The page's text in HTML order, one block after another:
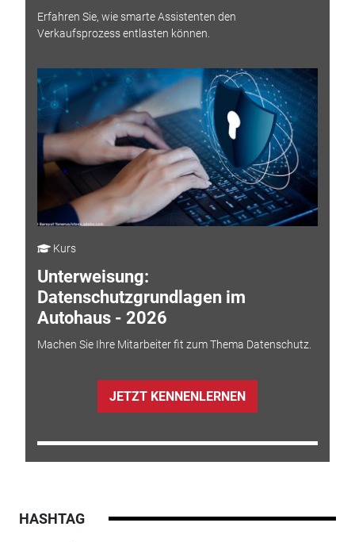
Erfahren Sie, wie smarte Assistenten den
Verkaufsprozess entlasten können.
Kurs
Unterweisung:
Datenschutzgrundlagen im
Autohaus - 2026
Machen Sie Ihre Mitarbeiter fit zum Thema Datenschutz.
JETZT KENNENLERNEN
HASHTAG